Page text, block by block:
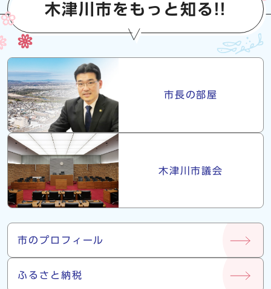
木津川市をもっと知る!!
市長・議会
市長の部屋
木津川市議会
市について
市のプロフィール
ふるさと納税